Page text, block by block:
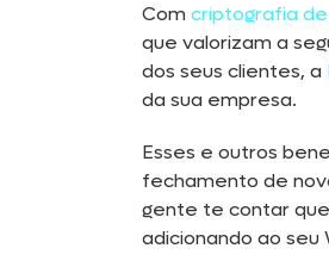
Comcriptografia
que valorizam a
dos seus clientes, a
da sua empresa.
Esses e outros
fechamento de
gente te contar
adicionando ao